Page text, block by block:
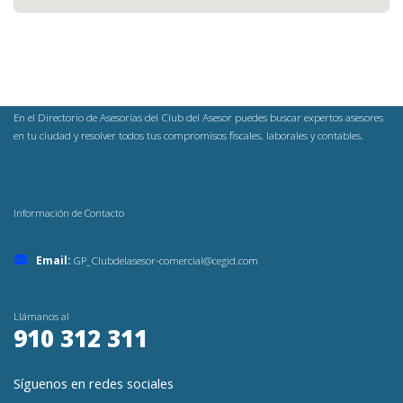
En el Directorio de Asesorías del Club del Asesor puedes buscar expertos asesores
en tu ciudad y resolver todos tus compromisos fiscales, laborales y contables.
Información de Contacto
Email: GP_Clubdelasesor-comercial@cegid.com
Llámanos al
910 312 311
Síguenos en redes sociales